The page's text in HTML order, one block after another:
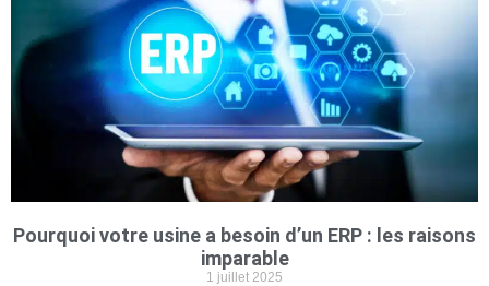
Pourquoi votre usine a besoin d’un ERP : les raisons
imparable
1 juillet 2025